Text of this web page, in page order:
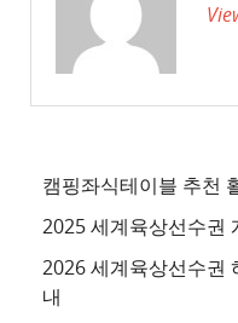
이
트
추
캠핑좌식테이블 추천
2025 세계육상선수권
2026 세계육상선수권
내